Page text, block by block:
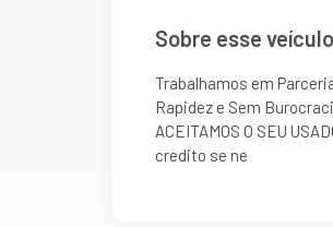
Sobre esse veículo
Trabalhamos em
Rapidez e Sem
ACEITAMOS O SEU
credito se ne